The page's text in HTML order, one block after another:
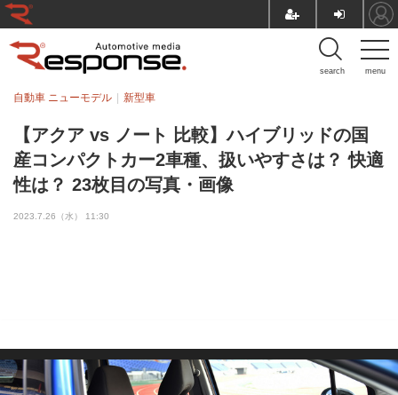
menu
search
【アクア vs ノート 比較】ハイブリッドの国
産コンパクトカー2車種、扱いやすさは？ 快適
性は？ 23枚目の写真・画像
自動車 ニューモデル 新型車
2023.7.26（水） 11:30